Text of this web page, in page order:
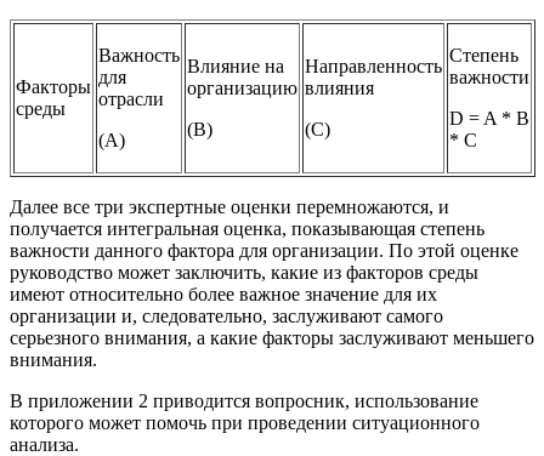
Факторы
среды
Важность
для
отрасли
(А)
Влияние на
организацию
(В)
Направленность
влияния
(С)
Степень
важности
D = A * B
* C
Далее все три экспертные оценки перемножаются, и
получается интегральная оценка, показывающая степень
важности данного фактора для организации. По этой оценке
руководство может заключить, какие из факторов среды
имеют относительно более важное значение для их
организации и, следовательно, заслуживают самого
серьезного внимания, а какие факторы заслуживают меньшего
внимания.
В приложении 2 приводится вопросник, использование
которого может помочь при проведении ситуационного
анализа.